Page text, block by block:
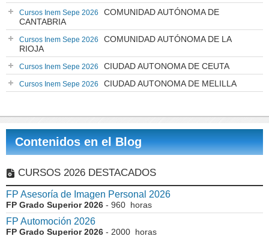
Cursos Inem Sepe 2026
COMUNIDAD AUTÓNOMA DE
CANTABRIA
Cursos Inem Sepe 2026
COMUNIDAD AUTÓNOMA DE LA
RIOJA
Cursos Inem Sepe 2026 CIUDAD AUTONOMA DE CEUTA
Cursos Inem Sepe 2026 CIUDAD AUTONOMA DE MELILLA
Contenidos en el Blog
CURSOS 2026 DESTACADOS
FP Asesoría de Imagen Personal 2026
FP Grado Superior 2026 - 960 horas
FP Automoción 2026
FP Grado Superior 2026 - 2000 horas